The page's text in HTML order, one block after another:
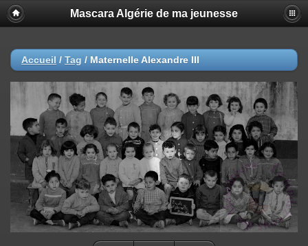
Mascara Algérie de ma jeunesse
Accueil / Tag / Maternelle Alexandre III